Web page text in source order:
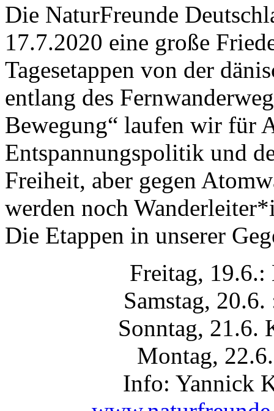
Die NaturFreunde
17.7.2020 eine große
Tagesetappen von der
entlang des
Bewegung“ laufen wir für
Entspannungspolitik und
Freiheit, aber gegen
werden noch
Die Etappen in unserer
Freitag,
Samstag,
Sonntag, 21.6.
Montag,
Info: Yannick